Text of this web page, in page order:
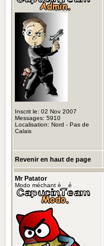
Inscrit le: 02 Nov 2007
Messages: 5910
Localisation: Nord - Pas de
Calais
Revenir en haut de page
Mr Patator
Modo méchant è__é